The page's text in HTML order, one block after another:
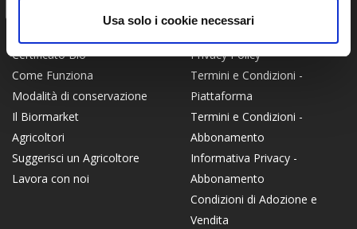
Usa solo i cookie necessari
Certificato Bio
Come Funziona
Modalità di conservazione
Il Biormarket
Agricoltori
Suggerisci un Agricoltore
Lavora con noi
INFO
Privacy Policy
Termini e Condizioni -
Piattaforma
Termini e Condizioni -
Abbonamento
Informativa Privacy -
Abbonamento
Condizioni di Adozione e
Vendita